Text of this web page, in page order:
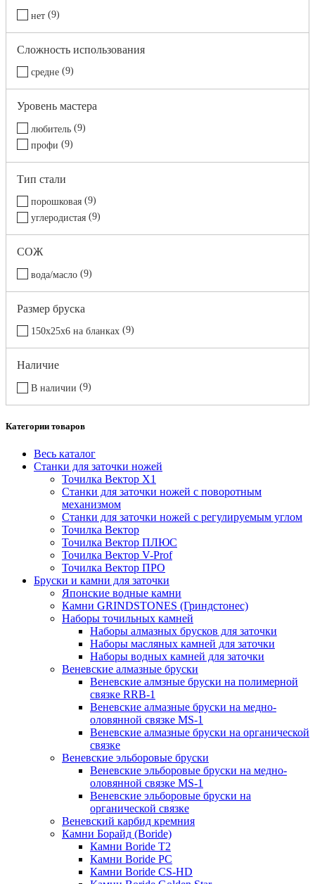
нет 9
Сложность использования
средне 9
Уровень мастера
любитель 9
профи
9
Тип стали
порошковая 9
углеродистая 9
СОЖ
вода/масло 9
Размер бруска
150х25х6 на бланках 9
Наличие
В наличии 9
Категории товаров
Весь каталог
Станки для заточки ножей
Точилка Вектор X1
Станки для заточки ножей с поворотным
механизмом
Станки для заточки ножей с регулируемым углом
Точилка Вектор
Точилка Вектор ПЛЮС
Точилка Вектор V-Prof
Точилка Вектор ПРО
Бруски и камни для заточки
Японские водные камни
Камни GRINDSTONES (Гриндстонес)
Наборы точильных камней
Наборы алмазных брусков для заточки
Наборы масляных камней для заточки
Наборы водных камней для заточки
Веневские алмазные бруски
Веневские алмзные бруски на полимерной
связке RRB-1
Веневские алмазные бруски на медно-
оловянной связке MS-1
Веневские алмазные бруски на органической
связке
Веневские эльборовые бруски
Веневские эльборовые бруски на медно-
оловянной связке MS-1
Веневские эльборовые бруски на
органической связке
Веневский карбид кремния
Камни Борайд (Boride)
Камни Boride T2
Камни Boride PC
Камни Boride CS-HD